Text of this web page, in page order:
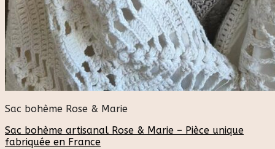
Sac bohème Rose & Marie
Sac bohème artisanal Rose & Marie – Pièce unique
fabriquée en France